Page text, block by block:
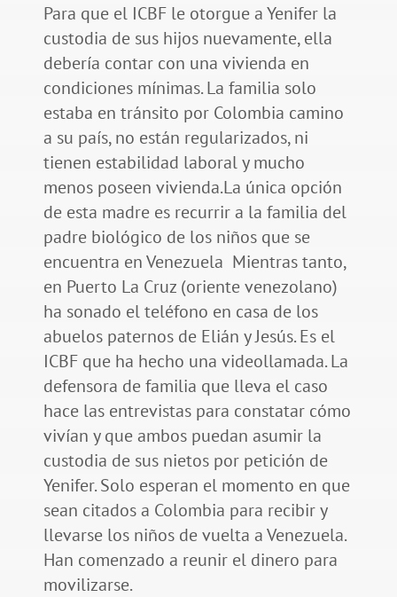
Para que el ICBF le otorgue a Yenifer la
custodia de sus hijos nuevamente, ella
debería contar con una vivienda en
condiciones mínimas. La familia solo
estaba en tránsito por Colombia camino
a su país, no están regularizados, ni
tienen estabilidad laboral y mucho
menos poseen vivienda.La única opción
de esta madre es recurrir a la familia del
padre biológico de los niños que se
encuentra en Venezuela Mientras tanto,
en Puerto La Cruz (oriente venezolano)
ha sonado el teléfono en casa de los
abuelos paternos de Elián y Jesús. Es el
ICBF que ha hecho una videollamada. La
defensora de familia que lleva el caso
hace las entrevistas para constatar cómo
vivían y que ambos puedan asumir la
custodia de sus nietos por petición de
Yenifer. Solo esperan el momento en que
sean citados a Colombia para recibir y
llevarse los niños de vuelta a Venezuela.
Han comenzado a reunir el dinero para
movilizarse.